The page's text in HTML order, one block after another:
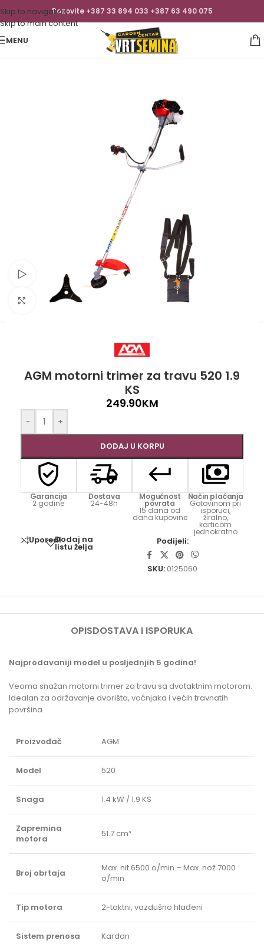
Skip to navigation
Skip to main content
Pozovite +387 33 894 033 +387 63 490 075
MENU
Pogledaj video
Click to enlarge
AGM motorni trimer za travu 520 1.9
KS
249.90KM
- +
DODAJ U KORPU
Garancija
2 godine
Dostava
24-48h
Mogućnost
povrata
15 dana od
dana kupovine
Način plaćanja
Gotovinom pri
isporuci,
žiralno,
karticom
jednokratno
UporediDodaj na
listu želja
Podijeli:
SKU: 0125060
OPISDOSTAVA I ISPORUKA
Najprodavaniji model u posljednjih 5 godina!
Veoma snažan motorni trimer za travu sa dvotaktnim motorom.
Idealan za održavanje dvorišta, voćnjaka i većih travnatih
površina.
Proizvođač AGM
Model 520
Snaga 1.4 kW / 1.9 KS
Zapremina
motora
51.7 cm³
Broj obrtaja
Max. nit 6500 o/min – Max. nož 7000
o/min
Tip motora 2-taktni, vazdušno hlađeni
Sistem prenosa Kardan